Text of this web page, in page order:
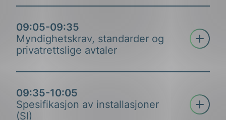
Fagsjef ekom, alarmsystemer, IoT, NEK
Sigmund Eng
09:05-09:35
Myndighetskrav, standarder og
privatrettslige avtaler
Åpne
09:35-10:05
Spesifikasjon av installasjoner
(SI)
Åpne